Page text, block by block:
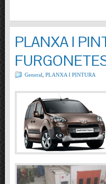
PLANXA I
General PLANXA I PINTURA